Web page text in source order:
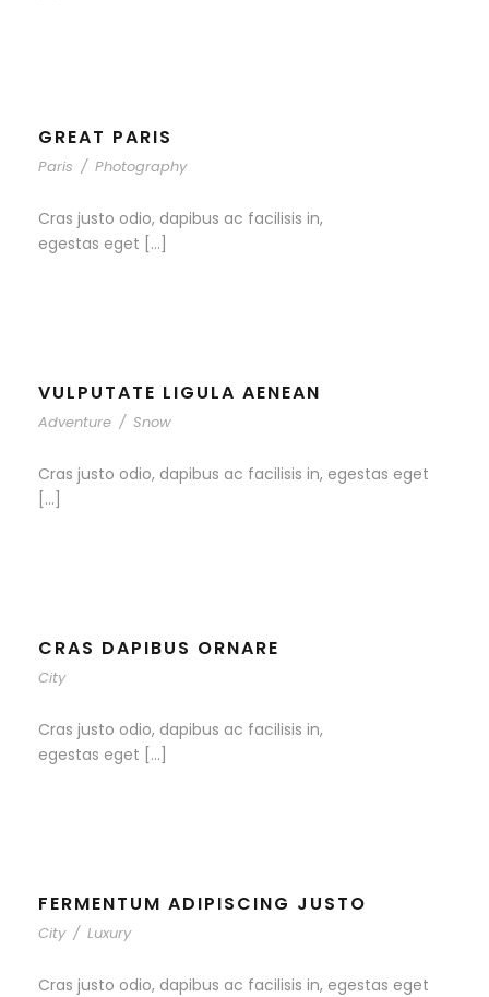
GREAT PARIS
Paris / Photography
Cras justo odio, dapibus ac facilisis in,
egestas eget […]
VULPUTATE LIGULA AENEAN
Adventure / Snow
Cras justo odio, dapibus ac facilisis in, egestas eget
[…]
CRAS DAPIBUS ORNARE
City
Cras justo odio, dapibus ac facilisis in,
egestas eget […]
FERMENTUM ADIPISCING JUSTO
City / Luxury
Cras justo odio, dapibus ac facilisis in, egestas eget